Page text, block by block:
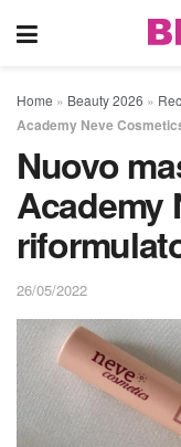
Home » Beauty 2026 »
Academy Neve
Nuovo
Academy
26/05/2022